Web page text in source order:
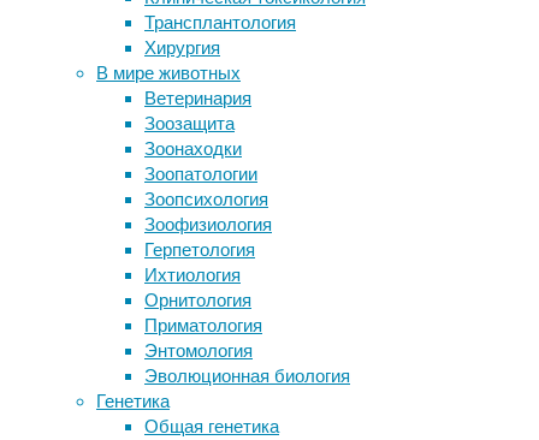
Трансплантология
Хирургия
В мире животных
Ветеринария
Зоозащита
Зоонаходки
Зоопатологии
Зоопсихология
Зоофизиология
Герпетология
Ихтиология
Орнитология
Приматология
Энтомология
Эволюционная биология
Генетика
Общая генетика
Фрагменты
сердечной
мышцы,
выращенные
из
стволовых
клеток,
должны
помочь
пациенту
продержаться
до
пересадки
сердца.
Что мог слышать древнейший
крокодил?
Ослабление магнитного поля
планеты посчитали причиной первого
взрыва биоразнообразия на Земле
Аппендицит в большинстве случаев
можно вылечить без операции
Иммунные клетки живут дольше
своих хозяев
Следите за новостями